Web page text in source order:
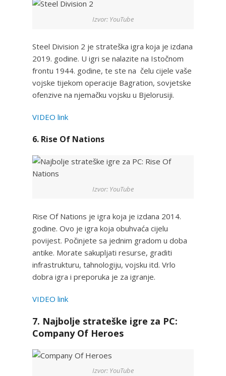
Izvor: YouTube
Steel Division 2 je strateška igra koja je izdana
2019. godine. U igri se nalazite na Istočnom
frontu 1944. godine, te ste na čelu cijele vaše
vojske tijekom operacije Bagration, sovjetske
ofenzive na njemačku vojsku u Bjelorusiji.
VIDEO link
6. Rise Of Nations
Izvor: YouTube
Rise Of Nations je igra koja je izdana 2014.
godine. Ovo je igra koja obuhvaća cijelu
povijest. Počinjete sa jednim gradom u doba
antike. Morate sakupljati resurse, graditi
infrastrukturu, tahnologiju, vojsku itd. Vrlo
dobra igra i preporuka je za igranje.
VIDEO link
7. Najbolje strateške igre za PC:
Company Of Heroes
Izvor: YouTube